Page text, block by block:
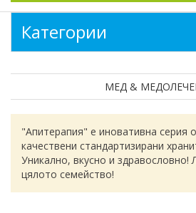
МЕД &
"Апитерапия" е иновативна серия
качествени стандартизирани
Уникално, вкусно и здравословно!
цялото семейство!
Категории